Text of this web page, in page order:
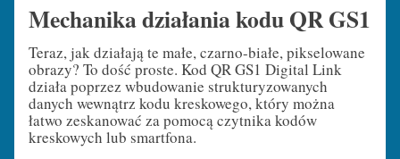
Mechanika działania kodu QR GS1
Teraz, jak działają te małe, czarno-białe, pikselowane
obrazy? To dość proste. Kod QR GS1 Digital Link
działa poprzez wbudowanie strukturyzowanych
danych wewnątrz kodu kreskowego, który można
łatwo zeskanować za pomocą czytnika kodów
kreskowych lub smartfona.